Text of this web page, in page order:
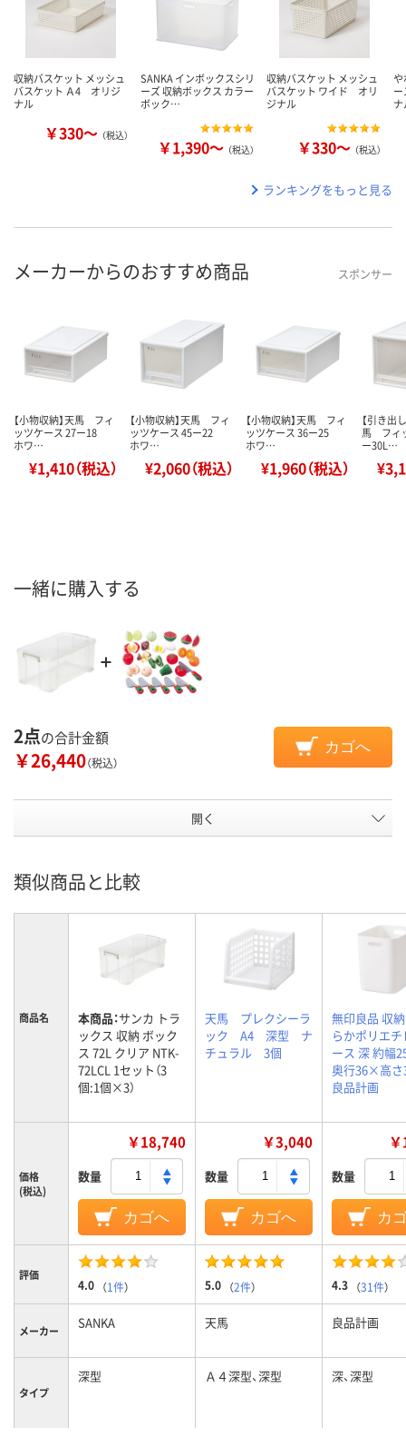
収納バスケット メッシュ
バスケット Ａ4 オリジ
ナル
￥330～ （税込）
SANKA インボックスシリ
ーズ 収納ボックス カラー
ボック…
￥1,390～ （税込）
収納バスケット メッシュ
バスケット ワイド オリ
ジナル
￥330～ （税込）
や
ランキングをもっと見る
メーカーからのおすすめ商品 スポンサー
【小物収納】天馬 フィ
ッツケース 27ー18
ホワ…
¥1,410（税込）
【小物収納】天馬 フィ
ッツケース 45ー22
ホワ…
¥2,060（税込）
【小物収納】天馬 フィ
ッツケース 36ー25
ホワ…
¥1,960（税込）
【引き出
馬 フィ
ー30L…
一緒に購入する
2点の合計金額
￥26,440（税込）
カゴへ
開く
類似商品と比較
商品名 本商品：サンカ トラ
ックス 収納 ボック
ス 72L クリア NTK-
72LCL 1セット（3
個:1個×3）
天馬 プレクシーラ
ック A4 深型 ナ
チュラル 3個
無印良品 収
らかポリエ
ース 深 約幅
奥行36×高
良品計画
価格
(税込)
￥18,740
数量
カゴへ
￥3,040
数量
カゴへ
数量
カ
評価
4.0 （1件） 5.0 （2件） 4.3 （31件）
メーカー SANKA 天馬 良品計画
タイプ
深型 Ａ４深型、深型 深、深型